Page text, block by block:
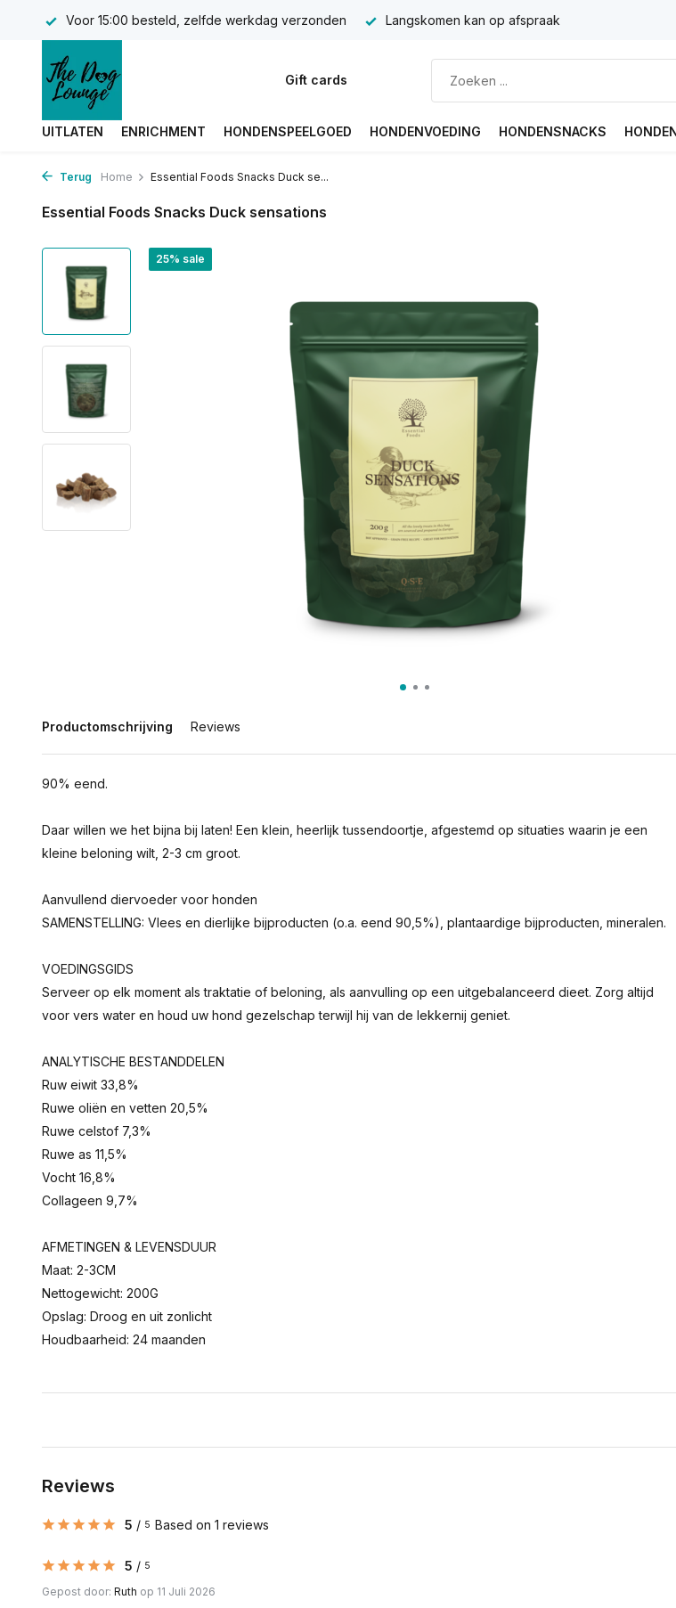
Voor 15:00 besteld, zelfde werkdag verzonden Langskomen kan op afspraak
Gift cards
UITLATEN ENRICHMENT HONDENSPEELGOED HONDENVOEDING HONDENSNACKS
Terug Home Essential Foods Snacks Duck se...
Essential Foods Snacks Duck sensations
25% sale
Productomschrijving Reviews
90% eend.
Daar willen we het bijna bij laten! Een klein, heerlijk tussendoortje, afgestemd op situaties waarin je een
kleine beloning wilt, 2-3 cm groot.
Aanvullend diervoeder voor honden
SAMENSTELLING: Vlees en dierlijke bijproducten (o.a. eend 90,5%), plantaardige bijproducten, mineralen.
VOEDINGSGIDS
Serveer op elk moment als traktatie of beloning, als aanvulling op een uitgebalanceerd dieet. Zorg altijd
voor vers water en houd uw hond gezelschap terwijl hij van de lekkernij geniet.
ANALYTISCHE BESTANDDELEN
Ruw eiwit 33,8%
Ruwe oliën en vetten 20,5%
Ruwe celstof 7,3%
Ruwe as 11,5%
Vocht 16,8%
Collageen 9,7%
AFMETINGEN & LEVENSDUUR
Maat: 2-3CM
Nettogewicht: 200G
Opslag: Droog en uit zonlicht
Houdbaarheid: 24 maanden
Reviews
5 / 5 Based on 1 reviews
5 / 5
Gepost door: Ruth op 11 Juli 2026